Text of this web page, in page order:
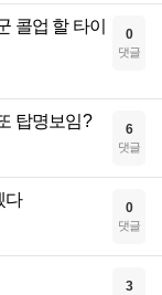
콜업 할 타이
0
댓글
탑명보임? 6
댓글
다 0
댓글
3